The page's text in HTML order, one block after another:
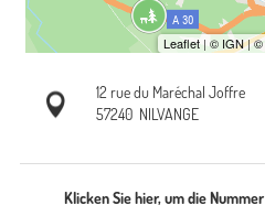
12 rue du Maréchal Joffre
57240 NILVANGE
Klicken Sie hier, um die Nummer